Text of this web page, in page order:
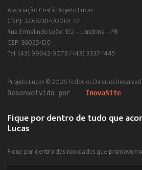
Associação Cristã Projeto Lucas
CNPJ: 32.687.814/0001-32
Rua Ermelindo Leão, 152 – Londrina – PR
CEP: 86025-150
Tel: (43) 99942-9078 / (43) 3337-1445
Projeto Lucas ©2026 Todos os Direitos
Desenvolvido por InovaSite
Fique por dentro de tudo que
Lucas
Fique por dentro das novidades que